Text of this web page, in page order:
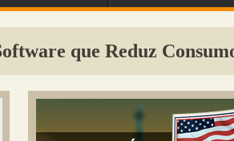
que Reduz